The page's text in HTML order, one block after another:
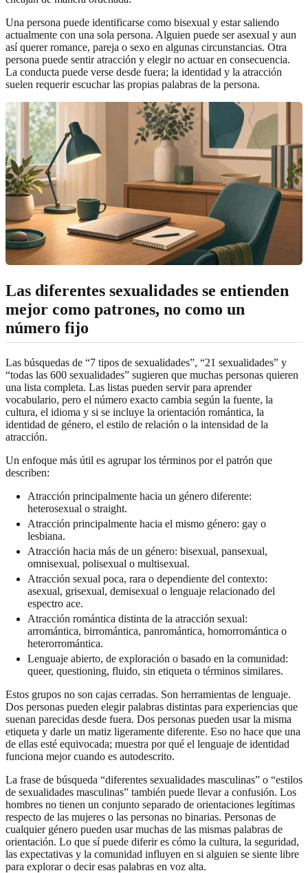
Una persona puede identificarse como bisexual y estar saliendo
actualmente con una sola persona. Alguien puede ser asexual y aun
así querer romance, pareja o sexo en algunas circunstancias. Otra
persona puede sentir atracción y elegir no actuar en consecuencia.
La conducta puede verse desde fuera; la identidad y la atracción
suelen requerir escuchar las propias palabras de la persona.
Las diferentes sexualidades se entienden
mejor como patrones, no como un
número fijo
Las búsquedas de “7 tipos de sexualidades”, “21 sexualidades” y
“todas las 600 sexualidades” sugieren que muchas personas quieren
una lista completa. Las listas pueden servir para aprender
vocabulario, pero el número exacto cambia según la fuente, la
cultura, el idioma y si se incluye la orientación romántica, la
identidad de género, el estilo de relación o la intensidad de la
atracción.
Un enfoque más útil es agrupar los términos por el patrón que
describen:
Atracción principalmente hacia un género diferente:
heterosexual o straight.
Atracción principalmente hacia el mismo género: gay o
lesbiana.
Atracción hacia más de un género: bisexual, pansexual,
omnisexual, polisexual o multisexual.
Atracción sexual poca, rara o dependiente del contexto:
asexual, grisexual, demisexual o lenguaje relacionado del
espectro ace.
Atracción romántica distinta de la atracción sexual:
arromántica, birromántica, panromántica, homorromántica o
heterorromántica.
Lenguaje abierto, de exploración o basado en la comunidad:
queer, questioning, fluido, sin etiqueta o términos similares.
Estos grupos no son cajas cerradas. Son herramientas de lenguaje.
Dos personas pueden elegir palabras distintas para experiencias que
suenan parecidas desde fuera. Dos personas pueden usar la misma
etiqueta y darle un matiz ligeramente diferente. Eso no hace que una
de ellas esté equivocada; muestra por qué el lenguaje de identidad
funciona mejor cuando es autodescrito.
La frase de búsqueda “diferentes sexualidades masculinas” o “estilos
de sexualidades masculinas” también puede llevar a confusión. Los
hombres no tienen un conjunto separado de orientaciones legítimas
respecto de las mujeres o las personas no binarias. Personas de
cualquier género pueden usar muchas de las mismas palabras de
orientación. Lo que sí puede diferir es cómo la cultura, la seguridad,
las expectativas y la comunidad influyen en si alguien se siente libre
para explorar o decir esas palabras en voz alta.